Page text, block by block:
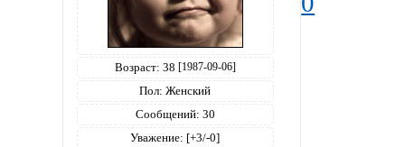
Возраст: 38 [1987-09-06]
Пол: Женский
Сообщений: 30
Уважение: [+3/-0]